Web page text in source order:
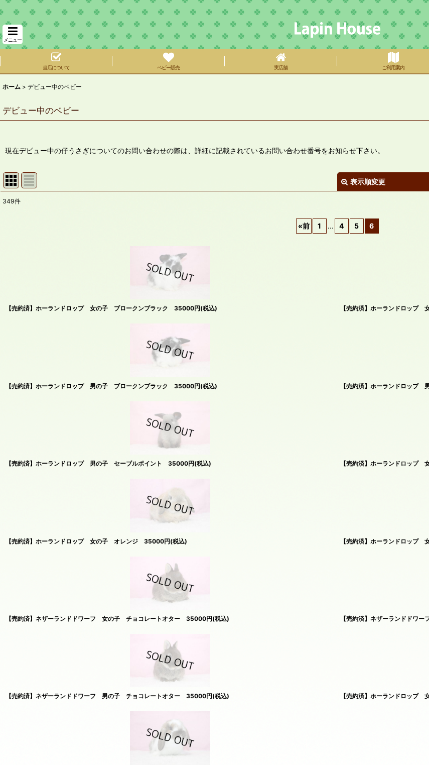
メニュー
当店について ベビー販売 実店舗 ご利用案内
ホーム > デビュー中のベビー
デビュー中のベビー
現在デビュー中の仔うさぎについてのお問い合わせの際は、詳細に記載されているお問い合わせ番号をお知らせ下さい。
表示順変更
349件
«前 1 ... 4 5 6
【売約済】ホーランドロップ 女の子 ブロークンブラック 35000円(税込) 【売約済】ホーランドロッ
【売約済】ホーランドロップ 男の子 ブロークンブラック 35000円(税込) 【売約済】ホーランドロッ
【売約済】ホーランドロップ 男の子 セーブルポイント 35000円(税込) 【売約済】ホーランドロッ
【売約済】ホーランドロップ 女の子 オレンジ 35000円(税込) 【売約済】ホーランドロッ
【売約済】ネザーランドドワーフ 女の子 チョコレートオター 35000円(税込) 【売約済】ネザーランドド
【売約済】ネザーランドドワーフ 男の子 チョコレートオター 35000円(税込) 【売約済】ホーランドロッ